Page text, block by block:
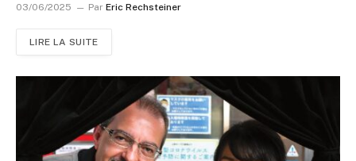
03/06/2025 Par Eric Rechsteiner
LIRE LA SUITE